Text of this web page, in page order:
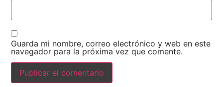
Guarda mi nombre, correo electrónico y web en este
navegador para la próxima vez que comente.